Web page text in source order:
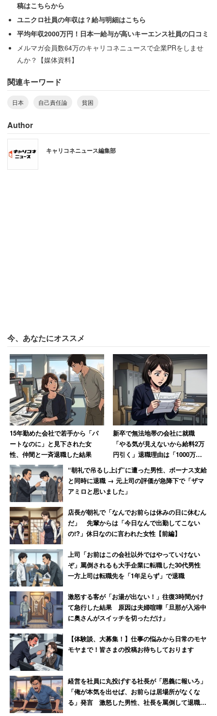
日本の相対的貧困率は15.7％だ。アメリカ（17.8％）より
はやや低いものの、ドイツ（10.4％）やカナダ
（12.4％）、オーストラリア（12.1％）と比べ高い。日本
の貧困率は、先進国の中では比較的高いと言える。さら
を空かせている状況があることも紹介していた。
陥がある」と指摘していた。
海外ネットユーザー「福祉国家こそ貧困を劇
ら「やっぱり福祉国家こそ、貧困を劇的に減らす唯一の道
だよ」という書き込みが寄せられていた。
ブルームバーグのフェイスブックには、300件以上のコメ
ントが寄せられている。「貧困は選択の結果じゃなく社会
の傷」というコメントもあったが、中には、
「赤い州（編注：共和党を支持する傾向のある州）
はアメリカの最貧困州だし、福祉の女王（編注：生
活保護を受けながら優雅な生活をしている人）の州
でもある。彼らは自分達の責任を取るべき」
「もし青い州（編注：民主党を支持する傾向のある
州）の人たちが連邦政府に納める税金を減らした
ら、赤い州の人たちは破滅する」
と、政治的スタンスと関連させて自己責任論を正当化する
コメントもあった。「貧困は自分の選択の結果」と考える
人は多いようだ。
ツイッターでは、記事を読んだ人から「正論過ぎてぐうの
音も出ない」「日本の闇の深さが浮き彫りになった」と、
内容に理解を示す声が多く出ていた。かつて世界2位の経
済大国とも呼ばれた日本が貧困率の高い国として引き合い
に出されることに、ショックを感じている人もいた。
稿はこちらから
ユニクロ社員の年収は？給与明細はこちら
平均年収2000万円！日本一給与が高いキーエンス社員の口コミ
メルマガ会員数64万のキャリコネニュースで企業PRをしませ
んか？【媒体資料】
関連キーワード
日本 自己責任論 貧困
Author
キャリコネニュース編集部
今、あなたにオススメ
15年勤めた会社で若手から「パ
ートなのに」と見下された女
性、仲間と一斉退職した結果
新卒で無法地帯の会社に就職
「やる気が見えないから給料2万
円引く」退職理由は「1000万円
売り上げてボーナス6万円」だっ
た女性【後編】
“朝礼で吊るし上げ”に遭った男性、ボーナス支給
と同時に退職 → 元上司の評価が急降下で「ザマ
アミロと思いました」
店長が朝礼で「なんでお前らは休みの日に休むん
だ」 先輩からは「今日なんで出勤してこない
の!?」休日なのに言われた女性【前編】
上司「お前はこの会社以外ではやっていけない
ぞ」罵倒されるも大手企業に転職した30代男性
一方上司は転職先を「1年足らず」で退職
激怒する客が「お湯が出ない！」往復3時間かけ
て急行した結果 原因は夫婦喧嘩「旦那が入浴中
に奥さんがスイッチを切っただけ」
【体験談、大募集！】仕事の悩みから日常のモヤ
モヤまで！皆さまの投稿お待ちしております
経営を社員に丸投げする社長が「恩義に報いろ」
「俺が本気を出せば、お前らは居場所がなくな
る」発言 激怒した男性、社長を罵倒して退職